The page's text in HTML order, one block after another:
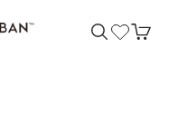
検索を開く
カー